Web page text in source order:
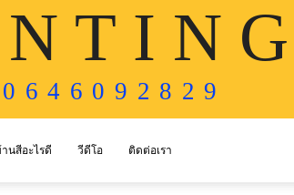
T I N G
6 4 6 0 9 2 8 2 9
นสีอะไรดี วีดีโอ ติดต่อเรา